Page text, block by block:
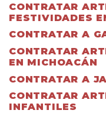
CONTRATAR
FESTIVIDADES
CONTRATAR A
CONTRATAR
EN MICHOACÁN
CONTRATAR A
CONTRATAR
INFANTILES